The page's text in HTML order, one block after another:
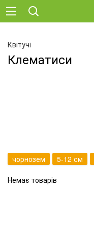
Квітучі
Клематиси
чорнозем 5-12 см
Немає товарів